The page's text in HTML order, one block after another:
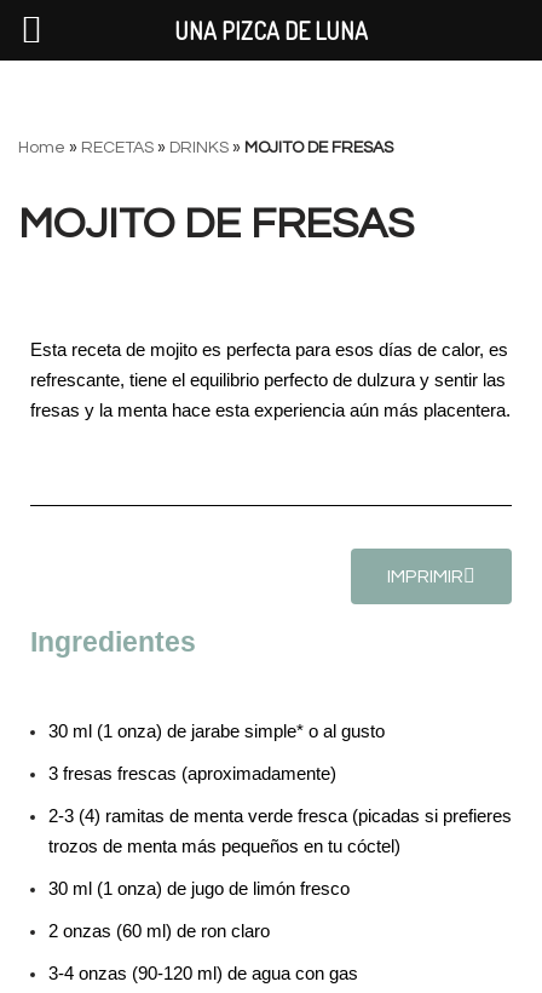
al
Home » RECETAS » DRINKS » MOJITO DE FRESAS
MOJITO DE FRESAS
Esta receta de mojito es perfecta para esos días de calor, es
refrescante, tiene el equilibrio perfecto de dulzura y sentir las
fresas y la menta hace esta experiencia aún más placentera.
IMPRIMIR
Ingredientes
30 ml (1 onza) de jarabe simple* o al gusto
3 fresas frescas (aproximadamente)
2-3 (4) ramitas de menta verde fresca (picadas si prefieres
trozos de menta más pequeños en tu cóctel)
30 ml (1 onza) de jugo de limón fresco
2 onzas (60 ml) de ron claro
3-4 onzas (90-120 ml) de agua con gas
UNA PIZCA DE LUNA